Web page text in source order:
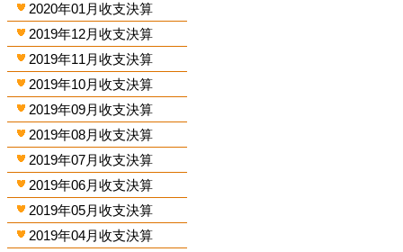
2020年01月收支決算
2019年12月收支決算
2019年11月收支決算
2019年10月收支決算
2019年09月收支決算
2019年08月收支決算
2019年07月收支決算
2019年06月收支決算
2019年05月收支決算
2019年04月收支決算